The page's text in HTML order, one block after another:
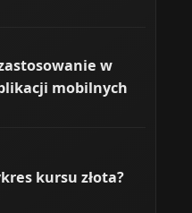
w
mobilnych
kursu złota?